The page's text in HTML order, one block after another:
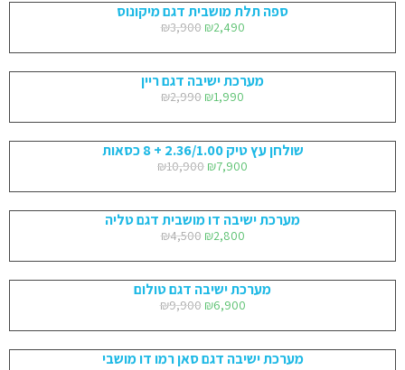
ספה תלת מושבית דגם מיקונוס
₪3,900 ₪2,490
מערכת ישיבה דגם ריין
₪2,990 ₪1,990
שולחן עץ טיק 2.36/1.00 + 8 כסאות
₪10,900 ₪7,900
מערכת ישיבה דו מושבית דגם טליה
₪4,500 ₪2,800
מערכת ישיבה דגם טולום
₪9,900 ₪6,900
מערכת ישיבה דגם סאן רמו דו מושבי